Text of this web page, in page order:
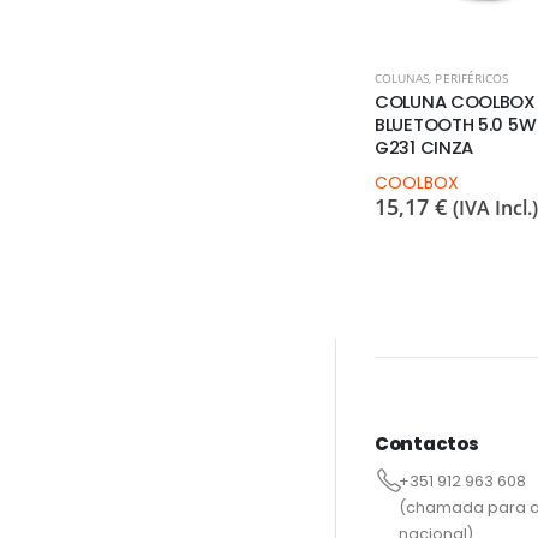
COLUNAS, PERIFÉRICOS
COLUNA COOLBOX
BLUETOOTH 5.0
G231 CINZA
COOLBOX
15,17 € (IVA Incl.)
Contactos
+351 912 963 608
(chamada para